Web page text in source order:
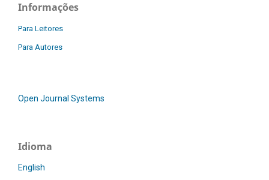
Informações
Para Leitores
Para Autores
Open Journal Systems
Idioma
English